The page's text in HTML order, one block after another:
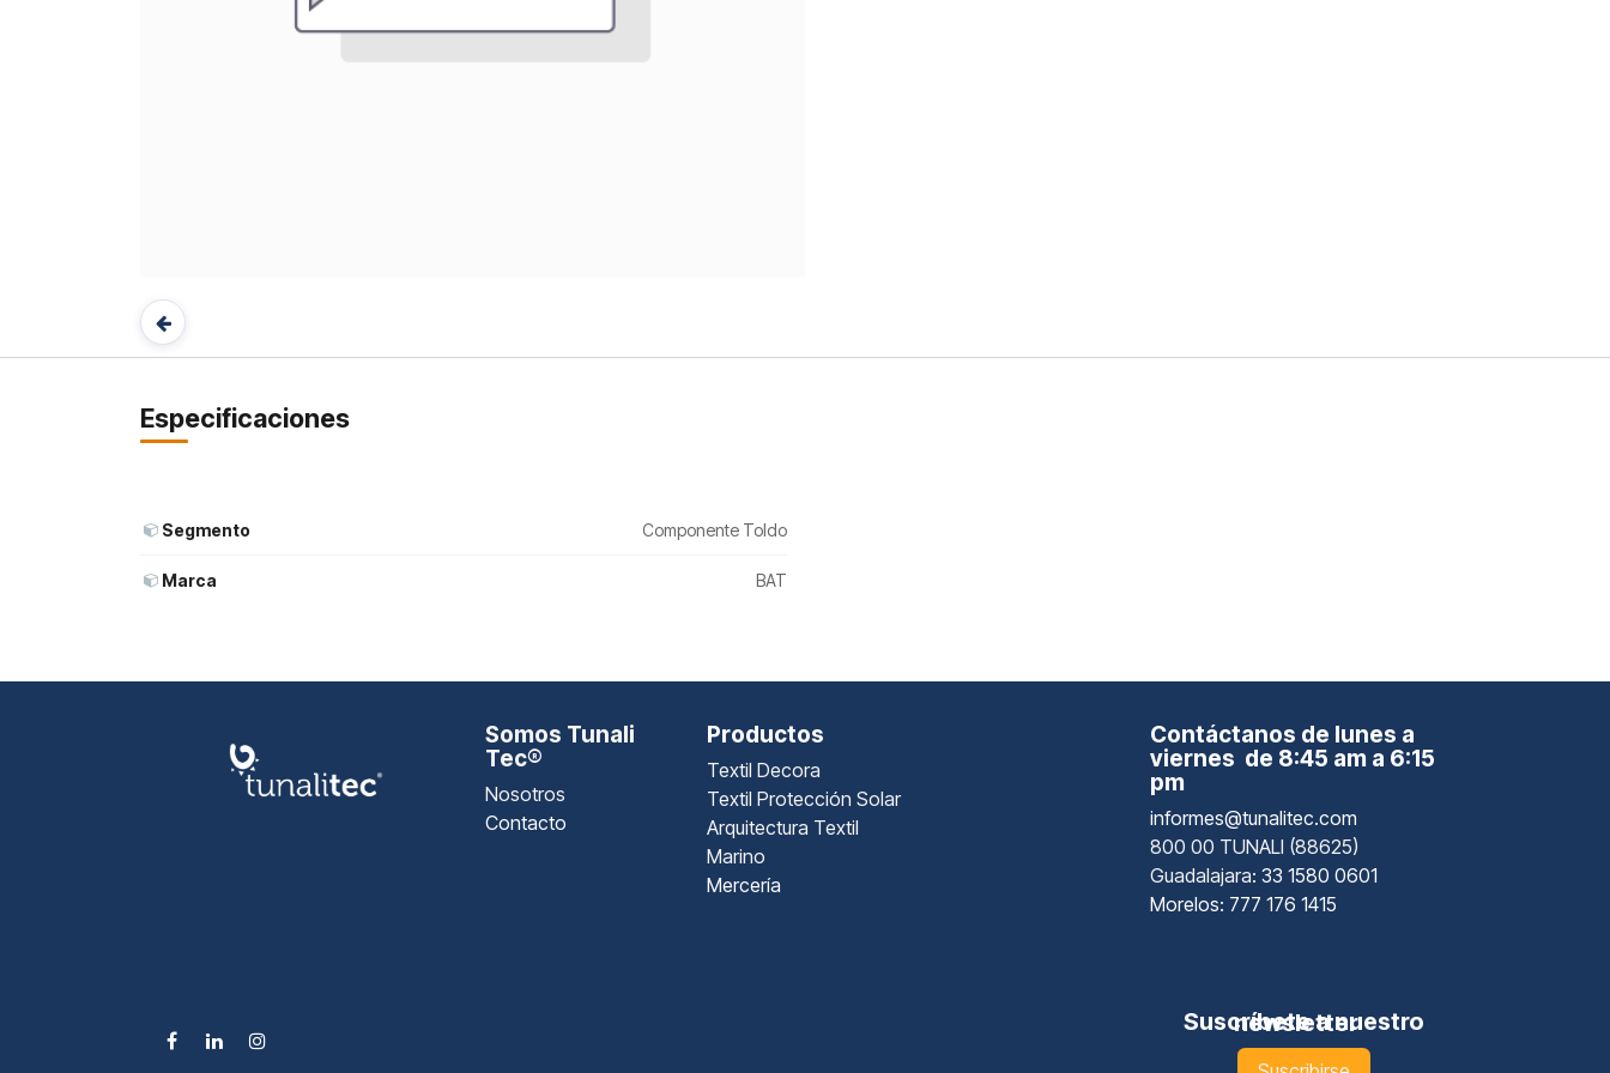
Especificaciones
Segmento Componente Toldo
Marca BAT
Somos Tunali
Tec®
Nosotros
Contacto
Productos
Textil Decora
Textil Protección Solar
Arquitectura Textil
Marino
Mercería
Contáctanos de lunes a
viernes de 8:45 am a 6:15
pm
informes@tunalitec.com
800 00 TUNALI (88625)
Guadalajara: 33 1580 0601
Morelos: 777 176 1415
Suscríbete a nuestro newsletter